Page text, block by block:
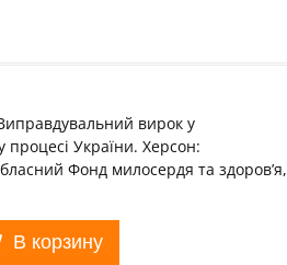
вирок у
процесі України. Херсон:
Фонд милосердя та здоров’я,
В корзину